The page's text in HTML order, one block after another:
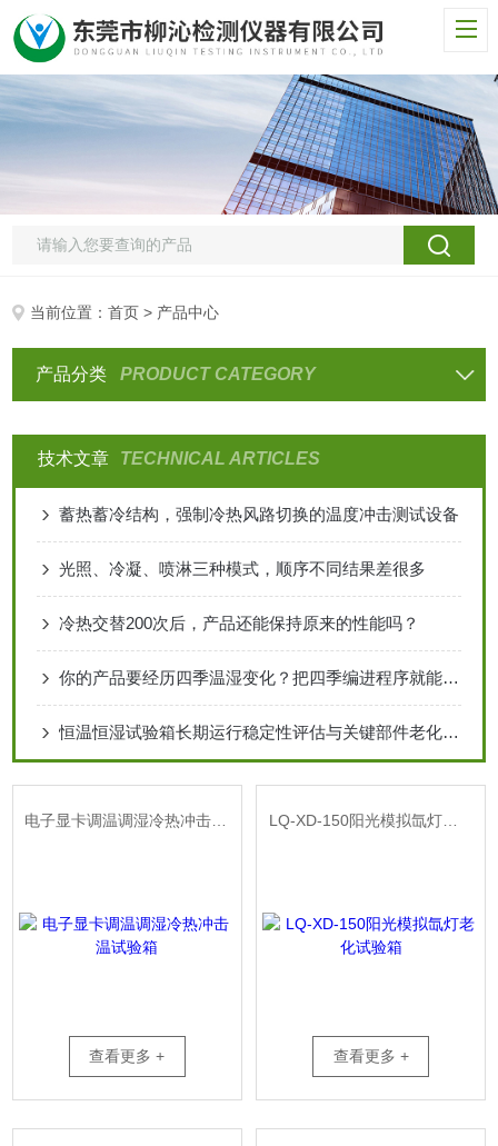
当前位置：首页 > 产品中心
产品分类 PRODUCT CATEGORY
技术文章 TECHNICAL ARTICLES
蓄热蓄冷结构，强制冷热风路切换的温度冲击测试设备
光照、冷凝、喷淋三种模式，顺序不同结果差很多
冷热交替200次后，产品还能保持原来的性能吗？
你的产品要经历四季温湿变化？把四季编进程序就能自动测
恒温恒湿试验箱长期运行稳定性评估与关键部件老化影响分析
查看更多 +
LQ-XD-150阳光模拟氙灯老化试验箱
查看更多 +